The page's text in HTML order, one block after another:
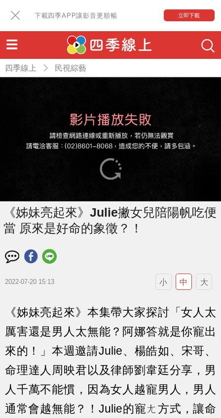
下載四季APP讓影音更順暢 立即下載
四季線上 民視綜藝
《姊妹亮起來》Julie撇女兒陪陽帆吃便
當 原來是好命的象徵？！
2022-07-20 15:13 小 中 大
《姊妹亮起來》本集帶大家探討「女人太
厲害還是男人太無能？阿娜答就是你寵出
來的！」本週邀請Julie、楊皓如、宋哥、
命理達人周映君以及律師劉韋廷分享，男
人千萬不能慣，因為女人越寵男人，男人
通常會越無能？！Julie的寵ㄤ方式，讓命